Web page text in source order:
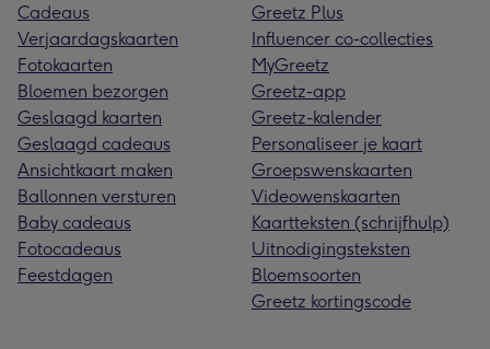
Cadeaus
Verjaardagskaarten
Fotokaarten
Bloemen bezorgen
Geslaagd kaarten
Geslaagd cadeaus
Ansichtkaart maken
Ballonnen versturen
Baby cadeaus
Fotocadeaus
Feestdagen
Greetz Plus
Influencer co-collecties
MyGreetz
Greetz-app
Greetz-kalender
Personaliseer je kaart
Groepswenskaarten
Videowenskaarten
Kaartteksten (schrijfhulp)
Uitnodigingsteksten
Bloemsoorten
Greetz kortingscode